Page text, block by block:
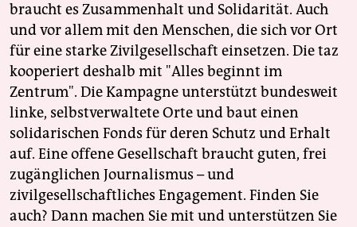
braucht es Zusammenhalt und Solidarität. Auch
und vor allem mit den Menschen, die sich vor Ort
für eine starke Zivilgesellschaft einsetzen. Die taz
kooperiert deshalb mit "Alles beginnt im
Zentrum". Die Kampagne unterstützt bundesweit
linke, selbstverwaltete Orte und baut einen
solidarischen Fonds für deren Schutz und Erhalt
auf. Eine offene Gesellschaft braucht guten, frei
zugänglichen Journalismus – und
zivilgesellschaftliches Engagement. Finden Sie
auch? Dann machen Sie mit und unterstützen Sie